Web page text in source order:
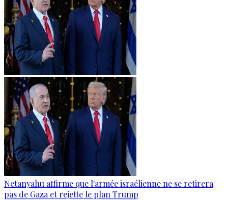
Netanyahu affirme que l'armée israélienne ne se retirera
pas de Gaza et rejette le plan Trump